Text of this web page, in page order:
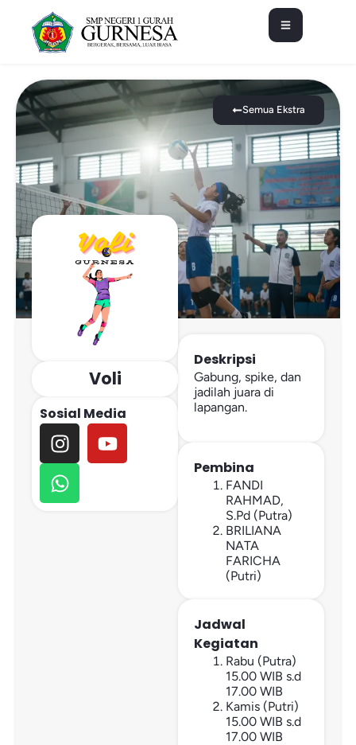
Semua Ekstra
Voli
Sosial Media
Deskripsi
Gabung, spike, dan
jadilah juara di
lapangan.
Pembina
FANDI
RAHMAD,
S.Pd (Putra)
BRILIANA
NATA
FARICHA
(Putri)
Jadwal
Kegiatan
Rabu (Putra)
15.00 WIB s.d
17.00 WIB
Kamis (Putri)
15.00 WIB s.d
17.00 WIB